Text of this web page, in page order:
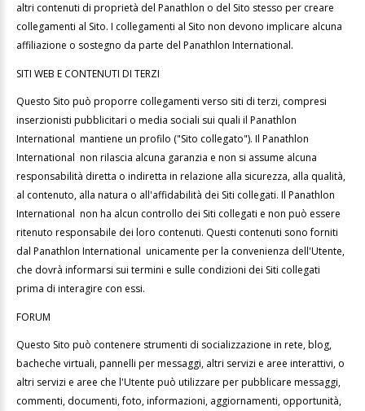
altri contenuti di proprietà del Panathlon o del Sito stesso per creare
collegamenti al Sito. I collegamenti al Sito non devono implicare alcuna
affiliazione o sostegno da parte del Panathlon International.
SITI WEB E CONTENUTI DI TERZI
Questo Sito può proporre collegamenti verso siti di terzi, compresi
inserzionisti pubblicitari o media sociali sui quali il Panathlon
International mantiene un profilo ("Sito collegato"). Il Panathlon
International non rilascia alcuna garanzia e non si assume alcuna
responsabilità diretta o indiretta in relazione alla sicurezza, alla qualità,
al contenuto, alla natura o all'affidabilità dei Siti collegati. Il Panathlon
International non ha alcun controllo dei Siti collegati e non può essere
ritenuto responsabile dei loro contenuti. Questi contenuti sono forniti
dal Panathlon International unicamente per la convenienza dell'Utente,
che dovrà informarsi sui termini e sulle condizioni dei Siti collegati
prima di interagire con essi.
FORUM
Questo Sito può contenere strumenti di socializzazione in rete, blog,
bacheche virtuali, pannelli per messaggi, altri servizi e aree interattivi, o
altri servizi e aree che l'Utente può utilizzare per pubblicare messaggi,
commenti, documenti, foto, informazioni, aggiornamenti, opportunità,